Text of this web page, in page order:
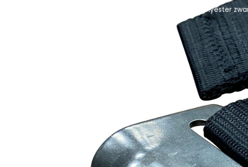
Onderband polyester